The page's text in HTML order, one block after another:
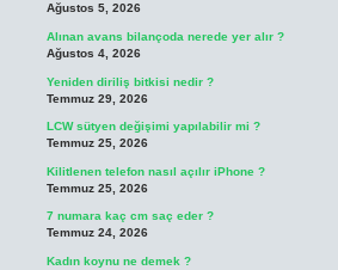
Ağustos 5, 2026
Alınan avans bilançoda nerede yer alır ?
Ağustos 4, 2026
Yeniden diriliş bitkisi nedir ?
Temmuz 29, 2026
LCW sütyen değişimi yapılabilir mi ?
Temmuz 25, 2026
Kilitlenen telefon nasıl açılır iPhone ?
Temmuz 25, 2026
7 numara kaç cm saç eder ?
Temmuz 24, 2026
Kadın koynu ne demek ?